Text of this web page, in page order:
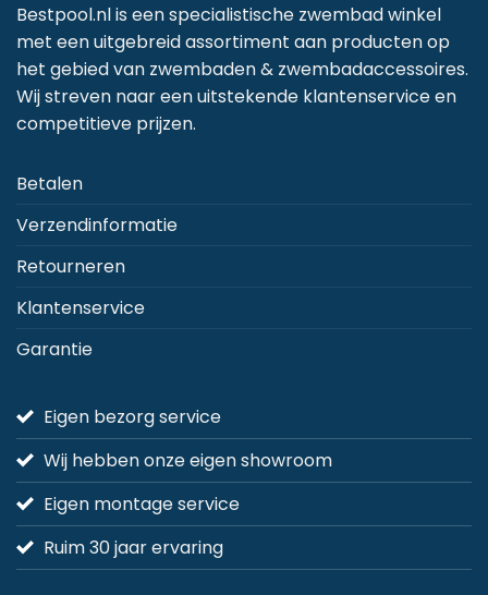
Bestpool.nl is een specialistische zwembad winkel
met een uitgebreid assortiment aan producten op
het gebied van zwembaden & zwembadaccessoires.
Wij streven naar een uitstekende klantenservice en
competitieve prijzen.
Betalen
Verzendinformatie
Retourneren
Klantenservice
Garantie
Eigen bezorg service
Wij hebben onze eigen showroom
Eigen montage service
Ruim 30 jaar ervaring